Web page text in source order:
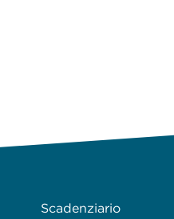
Scadenziario